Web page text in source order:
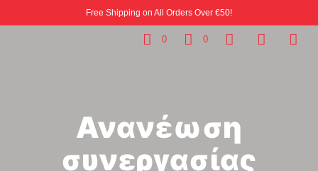
Free Shipping on All Orders Over €50!
0 0
Ανανέωση
συνεργασίας